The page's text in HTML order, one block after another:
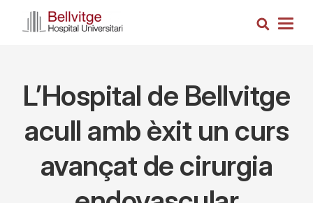
Cerca
L’Hospital de Bellvitge
acull amb èxit un curs
avançat de cirurgia